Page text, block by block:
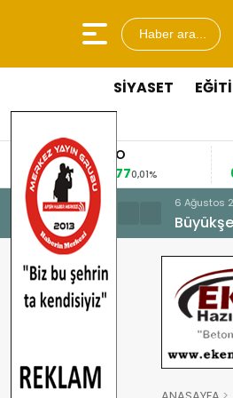
Haber ara...
SİYASET
EURO
0,01%
GRAM ALTIN
6.168,06
0,22%
6 Ağustos